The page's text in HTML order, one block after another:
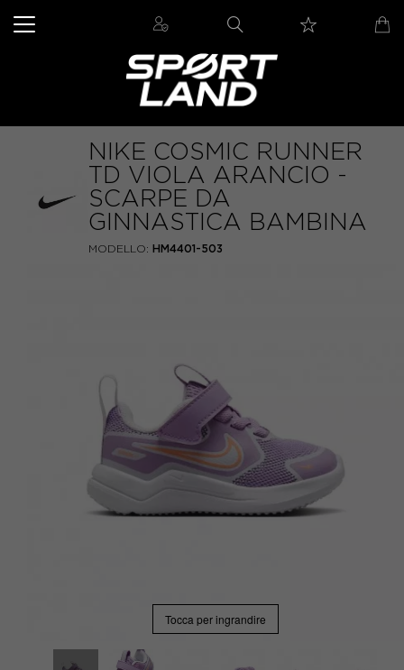
NIKE COSMIC RUNNER
TD VIOLA ARANCIO -
SCARPE DA
GINNASTICA BAMBINA
MODELLO: HM4401-503
Tocca per ingrandire